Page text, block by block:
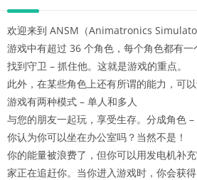
欢迎来到 ANSM（Animatronics
游戏中有超过 36 个角色，每个角色都有一
找到守卫 – 抓住他。这就是游戏的重点。
此外，在某些角色上还有所谓的能力，可以
游戏有两种模式 – 单人和多人
与您的朋友一起玩，享受生存。分成角色 –
你认为你可以坐在办公室吗？当然不是！
你的能量被浪费了，但你可以用发电机补
家正在追赶你。当你进入游戏时，你会获